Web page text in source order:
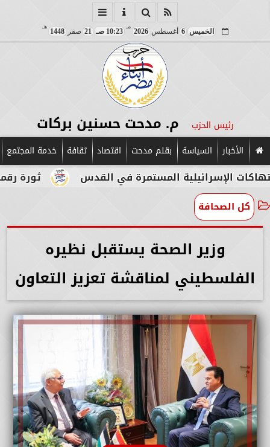
الخميس 6 أغسطس2026
مـ
10:23 صـ 21 صفر1448
هـ
رئيس الحزب م. مدحت حسنين بركات
الأخبار السياسة بقلم مدحت اقتصاد ثقافة خدمة المجتمع
ثورة رقمية في المستمرة في القدس
كل الصحافة
وزير الصحة يستقبل نظيره
الفلسطيني لمناقشة تعزيز التعاون